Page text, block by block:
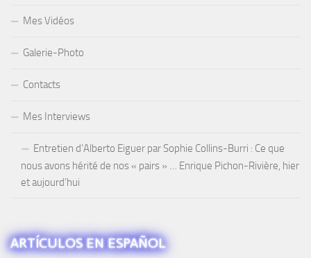
Mes Vidéos
Galerie-Photo
Contacts
Mes Interviews
Entretien d’Alberto Eiguer par Sophie Collins-Burri : Ce que
nous avons hérité de nos « pairs » … Enrique Pichon-Rivière, hier
et aujourd’hui
ARTÍCULOS EN ESPAÑOL